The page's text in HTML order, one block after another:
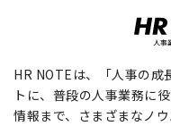
HR NOTEは、「人事の成
トに、普段の人事業務に
情報まで、さまざまなノ